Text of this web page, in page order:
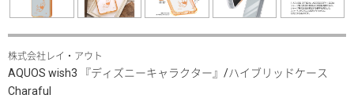
株式会社レイ・アウト
AQUOS wish3 『ディズニーキャラクター』/ハイブリッドケース
Charaful